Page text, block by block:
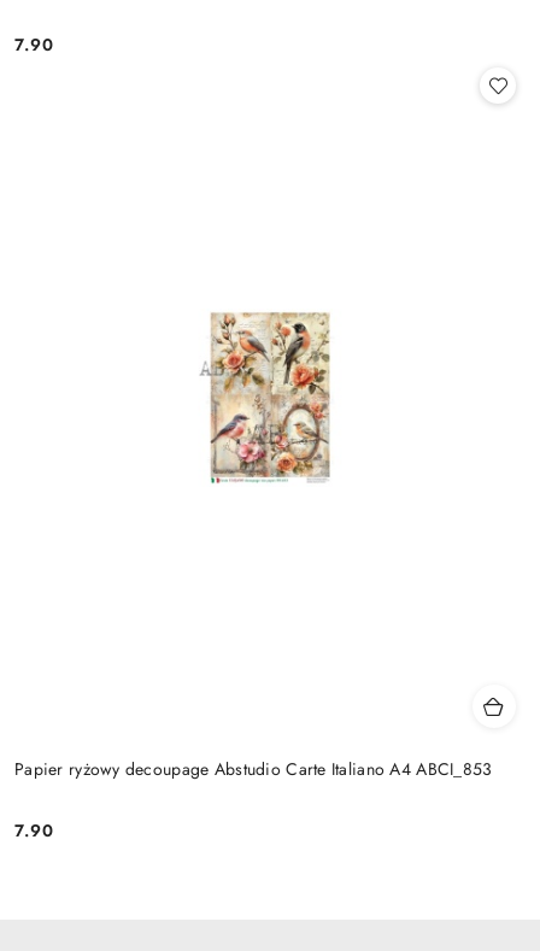
Cena:
7.90
Papier ryżowy decoupage Abstudio Carte Italiano A4 ABCI_853
Cena:
7.90